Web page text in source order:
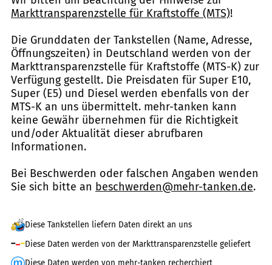
Markttransparenzstelle für Kraftstoffe (MTS)!
Die Grunddaten der Tankstellen (Name, Adresse,
Öffnungszeiten) in Deutschland werden von der
Markttransparenzstelle für Kraftstoffe (MTS-K) zur
Verfügung gestellt. Die Preisdaten für Super E10,
Super (E5) und Diesel werden ebenfalls von der
MTS-K an uns übermittelt. mehr-tanken kann
keine Gewähr übernehmen für die Richtigkeit
und/oder Aktualität dieser abrufbaren
Informationen.
Bei Beschwerden oder falschen Angaben wenden
Sie sich bitte an beschwerden@mehr-tanken.de.
Diese Tankstellen liefern Daten direkt an uns
Diese Daten werden von der Markttransparenzstelle geliefert
Diese Daten werden von mehr-tanken recherchiert